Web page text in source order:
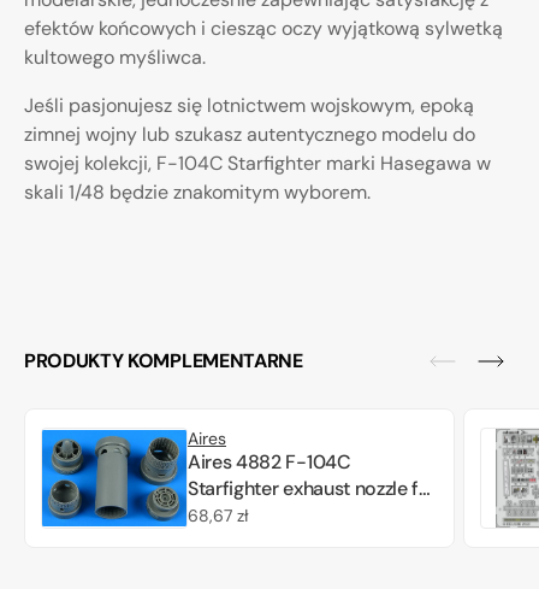
efektów końcowych i ciesząc oczy wyjątkową sylwetką
kultowego myśliwca.
Jeśli pasjonujesz się lotnictwem wojskowym, epoką
zimnej wojny lub szukasz autentycznego modelu do
swojej kolekcji, F-104C Starfighter marki Hasegawa w
skali 1/48 będzie znakomitym wyborem.
PRODUKTY KOMPLEMENTARNE
Aires
Aires 4882 F-104C
Starfighter exhaust nozzle for
Hasegawa 1/48
Cena
68,67 zł